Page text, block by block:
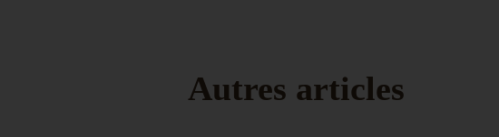
Autres articles